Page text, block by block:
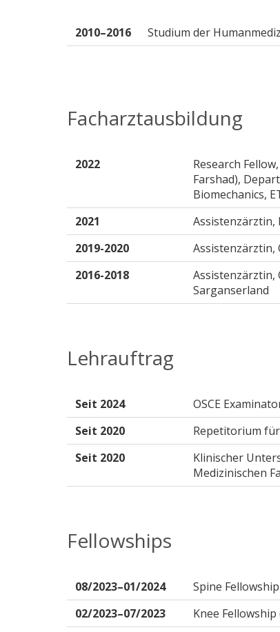
2010–2016 Studium der
Facharztausbildung
2022
Research
Farshad),
Biomechanics,
2021
Assistenzärztin,
2019-2020
Assistenzärztin,
2016-2018
Sarganserland
Lehrauftrag
Seit 2024
OSCE
Seit 2020
Repetitorium
Seit 2020
Klinischer
Medizinischen
Fellowships
08/2023–01/2024
Spine
02/2023–07/2023
Knee